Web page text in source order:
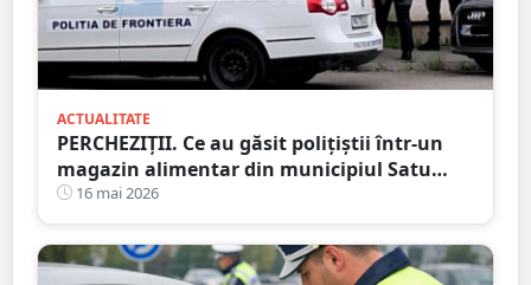
ACTUALITATE
PERCHEZIȚII. Ce au găsit polițiștii într-un
magazin alimentar din municipiul Satu
Mare
16 mai 2026